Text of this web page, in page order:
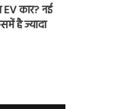
कार? नई
है ज्यादा